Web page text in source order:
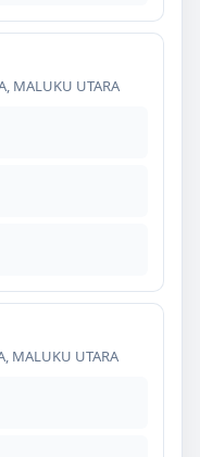
, MALUKU UTARA
, MALUKU UTARA